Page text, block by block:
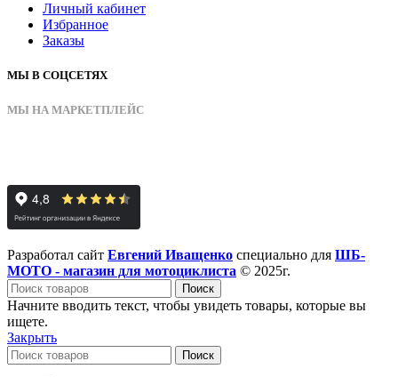
Личный кабинет
Избранное
Заказы
МЫ В СОЦСЕТЯХ
МЫ НА МАРКЕТПЛЕЙС
Разработал сайт Евгений Иващенко специально для ШБ-
МОТО - магазин для мотоциклиста © 2025г.
Поиск
Начните вводить текст, чтобы увидеть товары, которые вы
ищете.
Закрыть
Поиск